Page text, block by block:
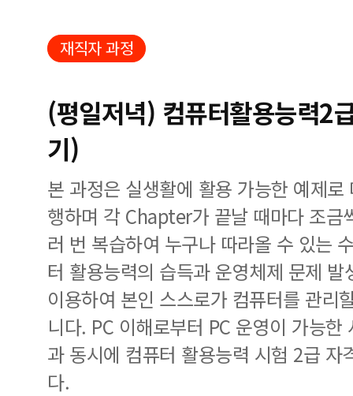
재직자 과정
(평일저녁) 컴퓨터활용능력2
기)
본 과정은 실생활에 활용 가능한 예제
행하며 각 Chapter가 끝날 때마다 조금
러 번 복습하여 누구나 따라올 수 있는
터 활용능력의 습득과 운영체제 문제
이용하여 본인 스스로가 컴퓨터를 관리
니다. PC 이해로부터 PC 운영이 가능
과 동시에 컴퓨터 활용능력 시험 2급 자
다.